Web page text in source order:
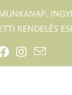
RENDELÉS